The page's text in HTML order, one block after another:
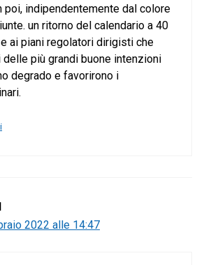
poi, indipendentemente dal colore
un ritorno del calendario a 40
ai piani regolatori dirigisti che
delle più grandi buone intenzioni
degrado e favorirono i
2022 alle 14:47